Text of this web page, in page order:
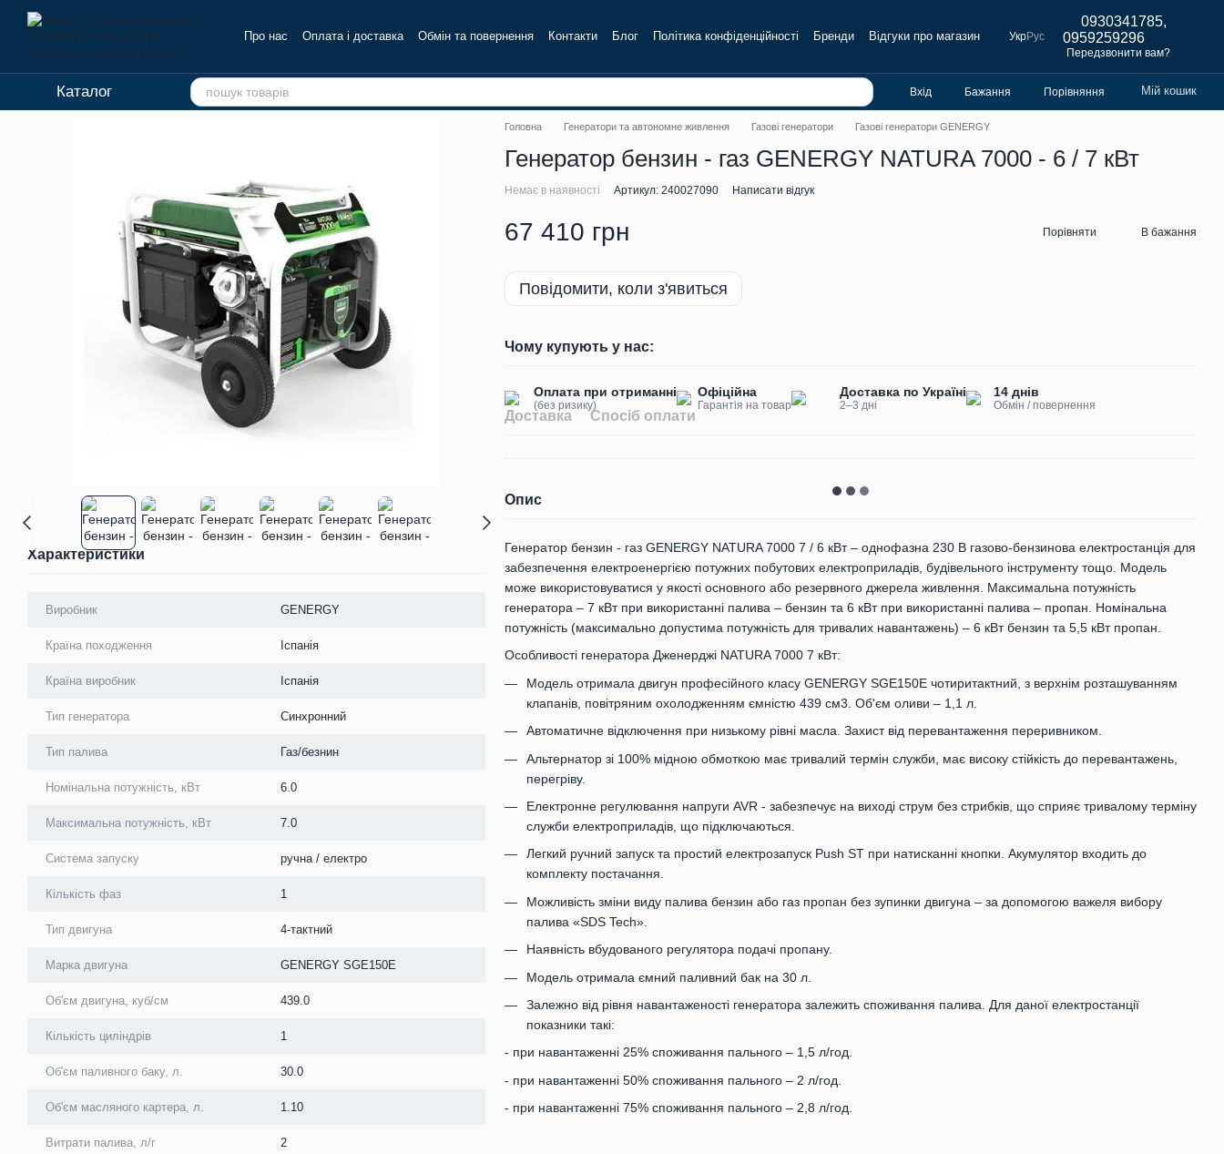
Перейти до основного контенту
Про нас Оплата і доставка Обмін та повернення Контакти Блог Політика конфіденційності Бренди Відгуки про магазин УкрРус
0930341785,
0959259296
Передзвонити вам?
Каталог Вхід Бажання Порівняння Мій кошик
Характеристики
Виробник GENERGY
Країна походження Іспанія
Країна виробник Іспанія
Тип генератора Синхронний
Тип палива Газ/безнин
Номінальна потужність, кВт 6.0
Максимальна потужність, кВт 7.0
Система запуску ручна / електро
Кількість фаз 1
Тип двигуна 4-тактний
Марка двигуна GENERGY SGE150E
Об'єм двигуна, куб/см 439.0
Кількість циліндрів 1
Об'єм паливного баку, л. 30.0
Об'єм масляного картера, л. 1.10
Витрати палива, л/г 2
Головна Генератори та автономне живлення Газові генератори Газові генератори GENERGY
Генератор бензин - газ GENERGY NATURA 7000 - 6 / 7 кВт
Немає в наявності Артикул: 240027090 Написати відгук
67 410 грн Порівняти В бажання
Повідомити, коли з'явиться
Чому купують у нас:
Оплата при отриманні
(без ризику)
Офіційна
Гарантія на товар
Доставка по Україні
2–3 дні
14 днів
Обмін / повернення
Доставка Спосіб оплати
Опис
Генератор бензин - газ GENERGY NATURA 7000 7 / 6 кВт – однофазна 230 В газово-бензинова електростанція для
забезпечення електроенергією потужних побутових електроприладів, будівельного інструменту тощо. Модель
може використовуватися у якості основного або резервного джерела живлення. Максимальна потужність
генератора – 7 кВт при використанні палива – бензин та 6 кВт при використанні палива – пропан. Номінальна
потужність (максимально допустима потужність для тривалих навантажень) – 6 кВт бензин та 5,5 кВт пропан.
Особливості генератора Дженерджі NATURA 7000 7 кВт:
Модель отримала двигун професійного класу GENERGY SGE150E чотиритактний, з верхнім розташуванням
клапанів, повітряним охолодженням ємністю 439 см3. Об'єм оливи – 1,1 л.
Автоматичне відключення при низькому рівні масла. Захист від перевантаження переривником.
Альтернатор зі 100% мідною обмоткою має тривалий термін служби, має високу стійкість до перевантажень,
перегріву.
Електронне регулювання напруги AVR - забезпечує на виході струм без стрибків, що сприяє тривалому терміну
служби електроприладів, що підключаються.
Легкий ручний запуск та простий електрозапуск Push ST при натисканні кнопки. Акумулятор входить до
комплекту постачання.
Можливість зміни виду палива бензин або газ пропан без зупинки двигуна – за допомогою важеля вибору
палива «SDS Tech».
Наявність вбудованого регулятора подачі пропану.
Модель отримала ємний паливний бак на 30 л.
Залежно від рівня навантаженості генератора залежить споживання палива. Для даної електростанції
показники такі:
- при навантаженні 25% споживання пального – 1,5 л/год.
- при навантаженні 50% споживання пального – 2 л/год.
- при навантаженні 75% споживання пального – 2,8 л/год.